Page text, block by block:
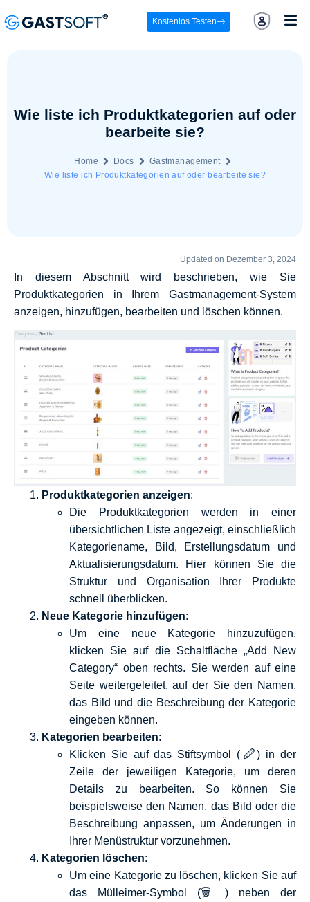
Kostenlos Testen
Wie liste ich Produktkategorien auf oder
bearbeite sie?
Home Docs
Gastmanagement
Wie liste ich Produktkategorien auf oder bearbeite sie?
Updated on Dezember 3, 2024
In diesem Abschnitt wird beschrieben, wie Sie
Produktkategorien in Ihrem Gastmanagement-System
anzeigen, hinzufügen, bearbeiten und löschen können.
Produktkategorien anzeigen:
Die Produktkategorien werden in einer
übersichtlichen Liste angezeigt, einschließlich
Kategoriename, Bild, Erstellungsdatum und
Aktualisierungsdatum. Hier können Sie die
Struktur und Organisation Ihrer Produkte
schnell überblicken.
Neue Kategorie hinzufügen:
Um eine neue Kategorie hinzuzufügen,
klicken Sie auf die Schaltfläche „Add New
Category“ oben rechts. Sie werden auf eine
Seite weitergeleitet, auf der Sie den Namen,
das Bild und die Beschreibung der Kategorie
eingeben können.
Kategorien bearbeiten:
Klicken Sie auf das Stiftsymbol (🖉) in der
Zeile der jeweiligen Kategorie, um deren
Details zu bearbeiten. So können Sie
beispielsweise den Namen, das Bild oder die
Beschreibung anpassen, um Änderungen in
Ihrer Menüstruktur vorzunehmen.
Kategorien löschen:
Um eine Kategorie zu löschen, klicken Sie auf
das Mülleimer-Symbol (🗑️) neben der